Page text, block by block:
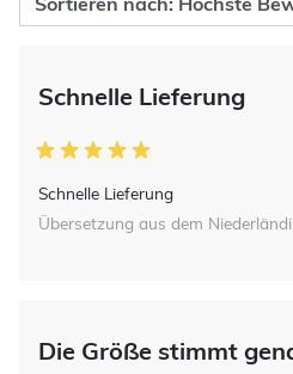
Schnelle Lieferung
Schnelle Lieferung
Übersetzung aus dem
Die Größe stimmt